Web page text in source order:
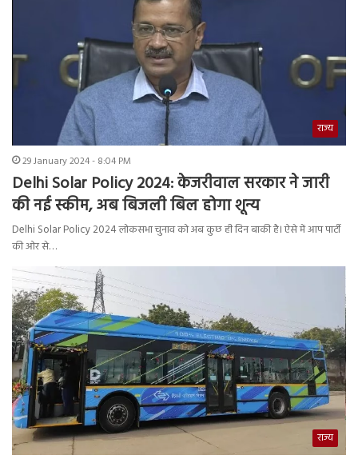
राज्य
29 January 2024 - 8:04 PM
Delhi Solar Policy 2024: केजरीवाल सरकार ने जारी
की नई स्कीम, अब बिजली बिल होगा शून्य
Delhi Solar Policy 2024 लोकसभा चुनाव को अब कुछ ही दिन बाकी है। ऐसे में आप पार्टी
की ओर से…
राज्य